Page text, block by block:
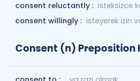
consent reluctantly : isteksizce
consent willingly : isteyerek izin
Consent (n) Preposition